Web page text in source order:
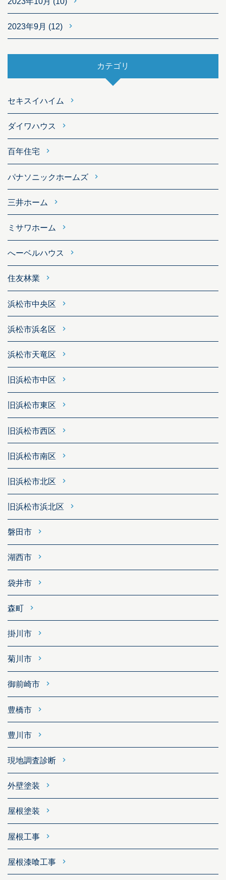
2023年9月 (12)
カテゴリ
セキスイハイム
ダイワハウス
百年住宅
パナソニックホームズ
三井ホーム
ミサワホーム
へーベルハウス
住友林業
浜松市中央区
浜松市浜名区
浜松市天竜区
旧浜松市中区
旧浜松市東区
旧浜松市西区
旧浜松市南区
旧浜松市北区
旧浜松市浜北区
磐田市
湖西市
袋井市
森町
掛川市
菊川市
御前崎市
豊橋市
豊川市
現地調査診断
外壁塗装
屋根塗装
屋根工事
屋根漆喰工事